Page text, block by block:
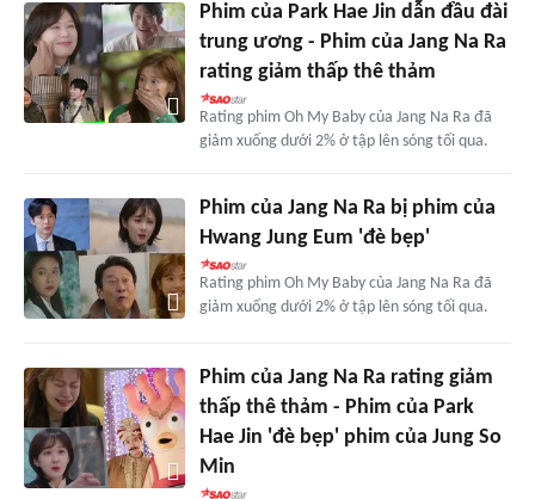
Phim của Park Hae Jin dẫn đầu đài
trung ương - Phim của Jang Na Ra
rating giảm thấp thê thảm
Rating phim Oh My Baby của Jang Na Ra đã
giảm xuống dưới 2% ở tập lên sóng tối qua.
Phim của Jang Na Ra bị phim của
Hwang Jung Eum 'đè bẹp'
Rating phim Oh My Baby của Jang Na Ra đã
giảm xuống dưới 2% ở tập lên sóng tối qua.
Phim của Jang Na Ra rating giảm
thấp thê thảm - Phim của Park
Hae Jin 'đè bẹp' phim của Jung So
Min